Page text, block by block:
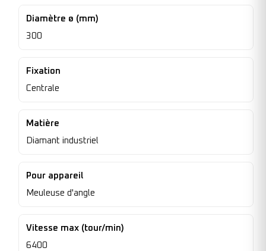
Diamètre ø (mm)
300
Fixation
Centrale
Matière
Diamant industriel
Pour appareil
Meuleuse d'angle
Vitesse max (tour/min)
6400